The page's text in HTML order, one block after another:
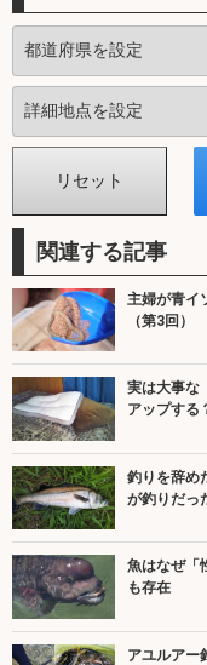
関連する記事
主婦が青イ
（第3回）
実は大事な
アップする
釣りを辞め
が釣りだっ
魚はなぜ「
も存在
アユルアー